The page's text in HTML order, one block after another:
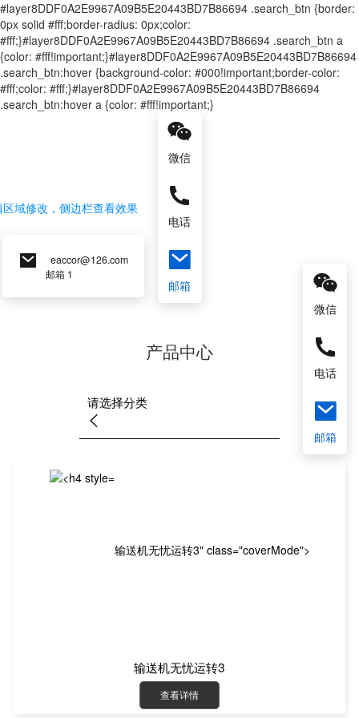
#layer8DDF0A2E9967A09B5E20443BD7B86694 .search_btn {border:
0px solid #fff;border-radius: 0px;color:
#fff;}#layer8DDF0A2E9967A09B5E20443BD7B86694 .search_btn a
{color: #fff!important;}#layer8DDF0A2E9967A09B5E20443BD7B86694
.search_btn:hover {background-color: #000!important;border-color:
#fff;color: #fff;}#layer8DDF0A2E9967A09B5E20443BD7B86694
.search_btn:hover a {color: #fff!important;}
微信
电话
邮箱
区域修改，侧边栏查看效果
微信
电话
eaccor@126.com
邮箱 1
邮箱
产品中心
请选择分类
输送机无忧运转3" class="coverMode">
输送机无忧运转3
查看详情